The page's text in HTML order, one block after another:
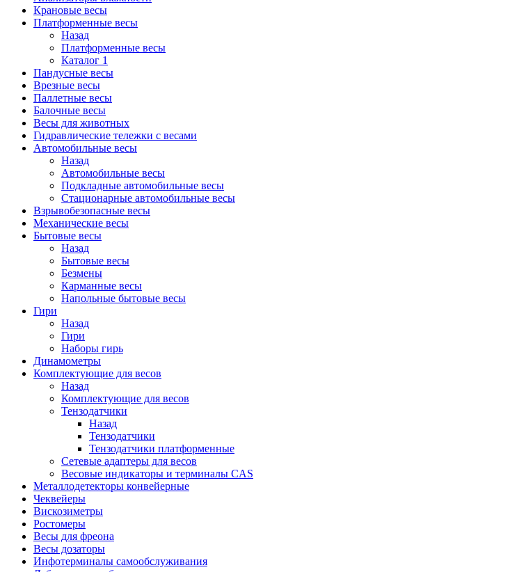
Крановые весы
Платформенные весы
Назад
Платформенные весы
Каталог 1
Пандусные весы
Врезные весы
Паллетные весы
Балочные весы
Весы для животных
Гидравлические тележки с весами
Автомобильные весы
Назад
Автомобильные весы
Подкладные автомобильные весы
Стационарные автомобильные весы
Взрывобезопасные весы
Механические весы
Бытовые весы
Назад
Бытовые весы
Безмены
Карманные весы
Напольные бытовые весы
Гири
Назад
Гири
Наборы гирь
Динамометры
Комплектующие для весов
Назад
Комплектующие для весов
Тензодатчики
Назад
Тензодатчики
Тензодатчики платформенные
Сетевые адаптеры для весов
Весовые индикаторы и терминалы CAS
Металлодетекторы конвейерные
Чеквейеры
Вискозиметры
Ростомеры
Весы для фреона
Весы дозаторы
Инфотерминалы самообслуживания